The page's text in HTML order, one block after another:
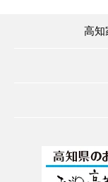
高知